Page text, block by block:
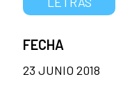
FECHA
23 JUNIO 2018